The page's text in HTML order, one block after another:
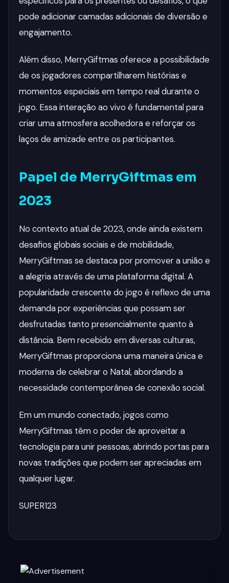
pode adicionar camadas adicionais de diversão e
engajamento.
Além disso, MerryGiftmas oferece a possibilidade
de os jogadores compartilharem histórias e
momentos especiais em tempo real durante o
jogo. Essa interação ao vivo é fundamental para
criar uma atmosfera acolhedora e reforçar os
laços de amizade entre os participantes.
Papel de MerryGiftmas em
2023
No contexto atual de 2023, onde ainda existem
desafios globais sociais e de mobilidade,
MerryGiftmas se destaca por promover a união e
a alegria através de uma plataforma digital. A
popularidade crescente do jogo é reflexo de uma
demanda por experiências que possam ser
desfrutadas tanto presencialmente quanto à
distância. Bem recebido em diversas culturas,
MerryGiftmas proporciona uma maneira única e
moderna de celebrar o Natal, abordando a
necessidade contemporânea de conexão social.
Em um mundo conectado, jogos como
MerryGiftmas têm o poder de aproveitar a
tecnologia para unir pessoas, abrindo portas para
novas tradições que podem ser apreciadas em
qualquer lugar.
SUPER123